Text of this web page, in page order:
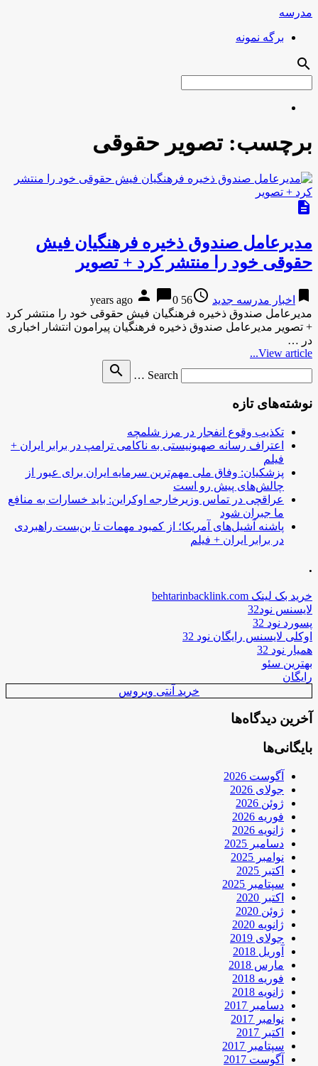
مدرسه
برگه نمونه
search
برچسب:تصویر حقوقی
description
مدیرعامل صندوق ذخیره فرهنگیان فیش
حقوقی خود را منتشر کرد + تصویر
bookmark اخبار مدرسه جدید access_time
56 years ago
person chat_bubble0
مدیرعامل صندوق ذخیره فرهنگیان فیش حقوقی خود را منتشر کرد
+ تصویر مدیرعامل صندوق ذخیره فرهنگیان پیرامون انتشار اخباری
در …
View article...
Search …
search
نوشته‌های تازه
تکذیب وقوع انفجار در مرز شلمچه
اعتراف رسانه صهیونیستی به ناکامی ترامپ در برابر ایران +
فیلم
پزشکیان: وفاق ملی مهم‌ترین سرمایه ایران برای عبور از
چالش‌های پیش رو است
عراقچی در تماس وزیرخارجه اوکراین: باید خسارات به منافع
ما جبران شود
پاشنه آشیل‌های آمریکا؛ از کمبود مهمات تا بن‌بست راهبردی
در برابر ایران + فیلم
.
خرید بک لینک behtarinbacklink.com
لایسنس نود32
پسورد نود 32
اوکلی لایسنس رایگان نود 32
همیار نود 32
بهترین سئو
رایگان
خرید آنتی ویروس
آخرین دیدگاه‌ها
بایگانی‌ها
آگوست 2026
جولای 2026
ژوئن 2026
فوریه 2026
ژانویه 2026
دسامبر 2025
نوامبر 2025
اکتبر 2025
سپتامبر 2025
اکتبر 2020
ژوئن 2020
ژانویه 2020
جولای 2019
آوریل 2018
مارس 2018
فوریه 2018
ژانویه 2018
دسامبر 2017
نوامبر 2017
اکتبر 2017
سپتامبر 2017
آگوست 2017